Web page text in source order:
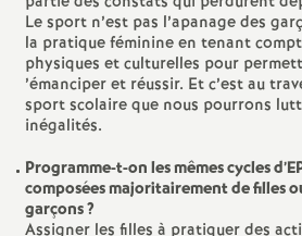
Le sport n’est pas l’apanage des
la pratique féminine en tenant
physiques et culturelles pour
’émanciper et réussir. Et c’est au
sport scolaire que nous pourrons
inégalités.
Programme-t-on les mêmes cycles
composées majoritairement de filles
garçons?
Assigner les filles à pratiquer des